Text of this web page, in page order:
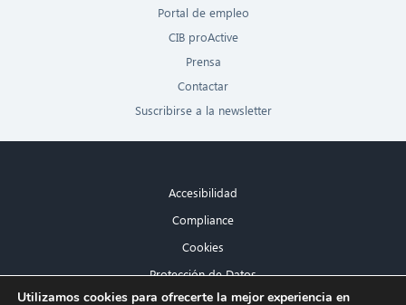
Portal de empleo
CIB proActive
Prensa
Contactar
Suscribirse a la newsletter
Accesibilidad
Compliance
Cookies
Protección de Datos
Aviso legal
Utilizamos cookies para ofrecerte la mejor experiencia en